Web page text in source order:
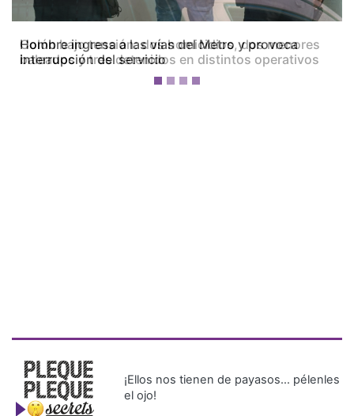
Colón bajo tensión: dos homicidios, dos menores
baleados y tres detenidos en distintos operativos
¡Ellos nos tienen de payasos… pélenles
el ojo!